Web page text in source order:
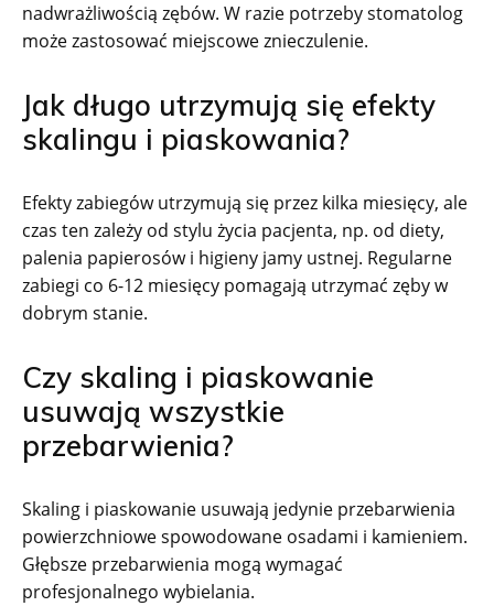
nadwrażliwością zębów. W razie potrzeby stomatolog
może zastosować miejscowe znieczulenie.
Jak długo utrzymują się efekty
skalingu i piaskowania?
Efekty zabiegów utrzymują się przez kilka miesięcy, ale
czas ten zależy od stylu życia pacjenta, np. od diety,
palenia papierosów i higieny jamy ustnej. Regularne
zabiegi co 6-12 miesięcy pomagają utrzymać zęby w
dobrym stanie.
Czy skaling i piaskowanie
usuwają wszystkie
przebarwienia?
Skaling i piaskowanie usuwają jedynie przebarwienia
powierzchniowe spowodowane osadami i kamieniem.
Głębsze przebarwienia mogą wymagać
profesjonalnego wybielania.